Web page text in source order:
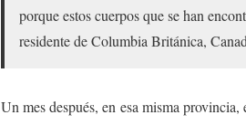
porque estos cuerpos que se han
residente de Columbia Británica,
Un mes después, en esa misma